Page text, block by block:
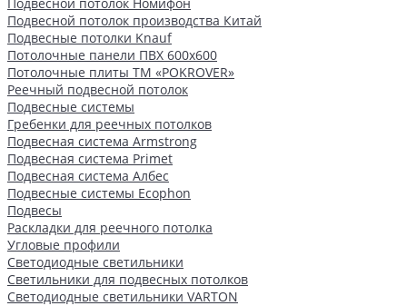
Подвесной потолок производства Китай
Подвесные потолки Knauf
Потолочные панели ПВХ 600х600
Потолочные плиты ТМ «POKROVER»
Реечный подвесной потолок
Подвесные системы
Гребенки для реечных потолков
Подвесная система Armstrong
Подвесная система Primet
Подвесная система Албес
Подвесные системы Ecophon
Подвесы
Раскладки для реечного потолка
Угловые профили
Светодиодные светильники
Светильники для подвесных потолков
Светодиодные светильники VARTON